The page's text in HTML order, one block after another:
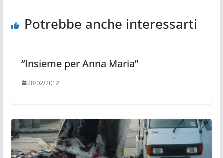
Potrebbe anche interessarti
“Insieme per Anna Maria”
28/02/2012